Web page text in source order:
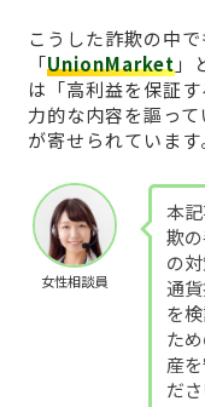
こうした詐欺の中
「UnionMarket」
は「高利益を保証
力的な内容を謳っ
が寄せられています
女性相談員
本
欺
の
通
を
た
産
ださ